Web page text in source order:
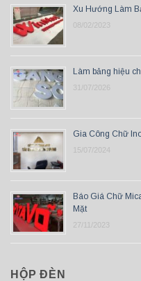
Xu Hướng Làm
08/02/2023
Làm bảng hiệu
31/07/2026
Gia Công Chữ
15/07/2024
Báo Giá Chữ
Mặt
27/11/2023
HỘP ĐÈN